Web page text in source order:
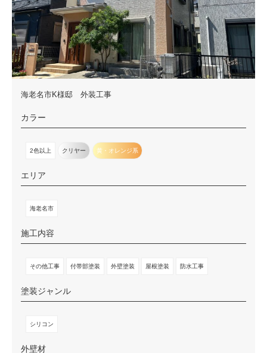
海老名市K様邸 外装工事
カラー
2色以上 クリヤー 黄・オレンジ系
エリア
海老名市
施工内容
その他工事 付帯部塗装 外壁塗装 屋根塗装 防水工事
塗装ジャンル
シリコン
外壁材